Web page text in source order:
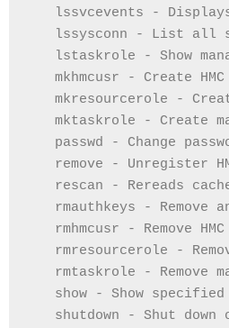
lssvcevents -
lssysconn - List all
lstaskrole - Show
mkhmcusr - Create HMC
mkresourcerole -
mktaskrole - Create
passwd - Change
remove - Unregister
rescan - Rereads
rmauthkeys - Remove
rmhmcusr - Remove HMC
rmresourcerole -
rmtaskrole - Remove
show - Show specified
shutdown - Shut down